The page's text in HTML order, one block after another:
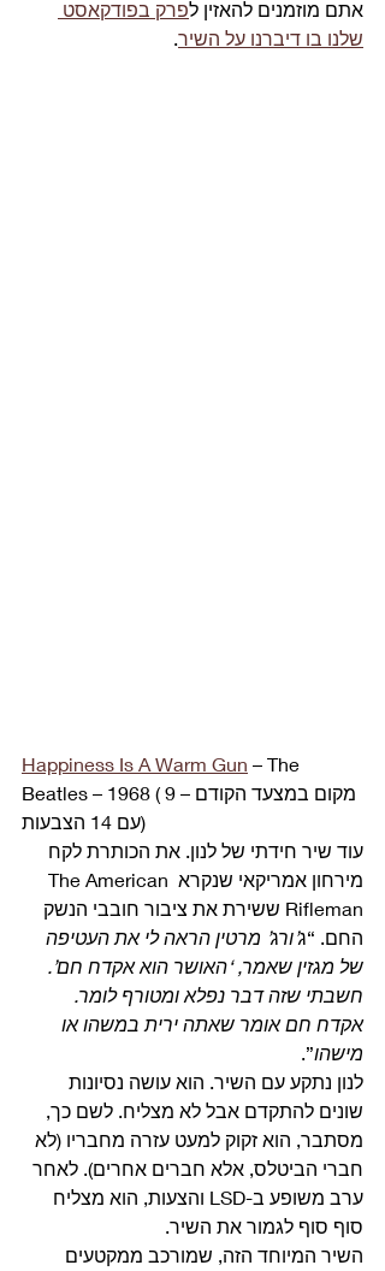
אתם מוזמנים להאזין לפרק בפודקאסט
שלנו בו דיברנו על השיר.
Happiness Is A Warm Gun – The
Beatles – 1968 (מקום במצעד הקודם – 9
עם 14 הצבעות)
עוד שיר חידתי של לנון. את הכותרת לקח
מירחון אמריקאי שנקרא The American
Rifleman ששירת את ציבור חובבי הנשק
החם. “ג’ורג’ מרטין הראה לי את העטיפה
של מגזין שאמר, ‘האושר הוא אקדח חם’.
חשבתי שזה דבר נפלא ומטורף לומר.
אקדח חם אומר שאתה ירית במשהו או
מישהו”.
לנון נתקע עם השיר. הוא עושה נסיונות
שונים להתקדם אבל לא מצליח. לשם כך,
מסתבר, הוא זקוק למעט עזרה מחבריו (לא
חברי הביטלס, אלא חברים אחרים). לאחר
ערב משופע ב-LSD והצעות, הוא מצליח
סוף סוף לגמור את השיר.
השיר המיוחד הזה, שמורכב ממקטעים